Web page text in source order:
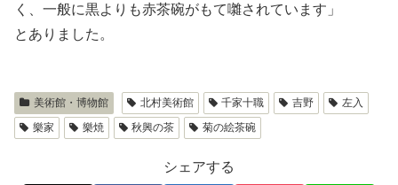
く、一般に黒よりも赤茶碗がもて囃されています」
とありました。
美術館・博物館 北村美術館 千家十職 吉野
左入
樂家
樂焼 秋興の茶 菊の絵茶碗
シェアする